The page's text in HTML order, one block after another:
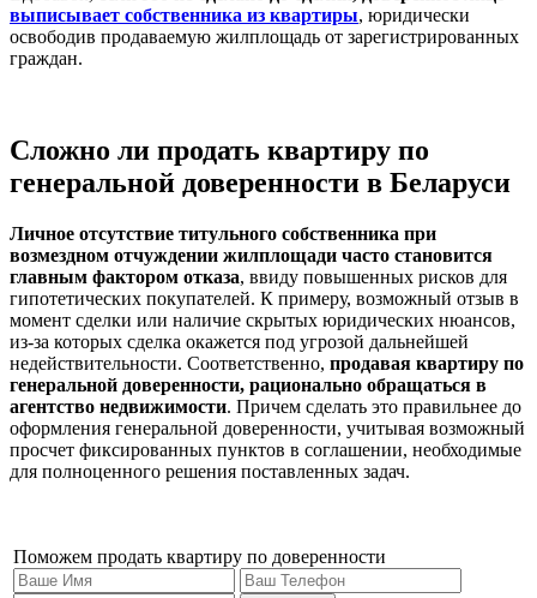
выписывает собственника из квартиры, юридически
освободив продаваемую жилплощадь от зарегистрированных
граждан.
Сложно ли продать квартиру по
генеральной доверенности в Беларуси
Личное отсутствие титульного собственника при
возмездном отчуждении жилплощади часто становится
главным фактором отказа, ввиду повышенных рисков для
гипотетических покупателей. К примеру, возможный отзыв в
момент сделки или наличие скрытых юридических нюансов,
из-за которых сделка окажется под угрозой дальнейшей
недействительности. Соответственно, продавая квартиру по
генеральной доверенности, рационально обращаться в
агентство недвижимости. Причем сделать это правильнее до
оформления генеральной доверенности, учитывая возможный
просчет фиксированных пунктов в соглашении, необходимые
для полноценного решения поставленных задач.
Поможем продать квартиру по доверенности